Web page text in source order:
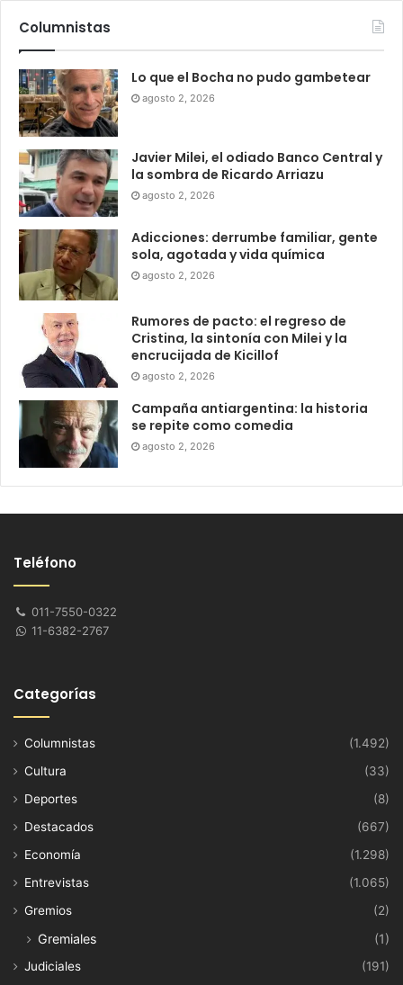
Columnistas
Lo que el Bocha no pudo gambetear
agosto 2, 2026
Javier Milei, el odiado Banco Central y
la sombra de Ricardo Arriazu
agosto 2, 2026
Adicciones: derrumbe familiar, gente
sola, agotada y vida química
agosto 2, 2026
Rumores de pacto: el regreso de
Cristina, la sintonía con Milei y la
encrucijada de Kicillof
agosto 2, 2026
Campaña antiargentina: la historia
se repite como comedia
agosto 2, 2026
Teléfono
011-7550-0322
11-6382-2767
Categorías
Columnistas
(1.492)
Cultura
(33)
Deportes
(8)
Destacados
(667)
Economía
(1.298)
Entrevistas
(1.065)
Gremios
(2)
Gremiales (1)
Judiciales
(191)